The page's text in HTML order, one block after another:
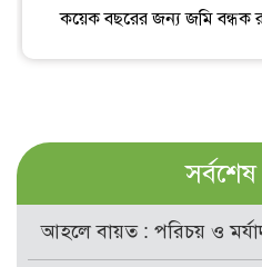
কয়েক বছরের জন্য জমি বন্ধক
সর্বশেষ
আহলে বায়ত : পরিচয় ও